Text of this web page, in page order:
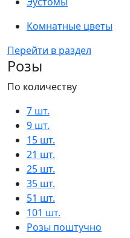
Комнатные цветы
Перейти в раздел
Розы
По количеству
7 шт.
9 шт.
15 шт.
21 шт.
25 шт.
35 шт.
51 шт.
101 шт.
Розы поштучно